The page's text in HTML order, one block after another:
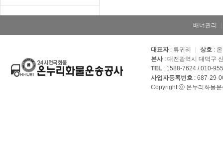
배너관리
대표자: 류귀리 상호 :
본사: 대전광역시 대덕구
TEL : 1588-7624 / 010-
사업자등록번호 : 687-29-
Copyright ⓒ 온누리화물